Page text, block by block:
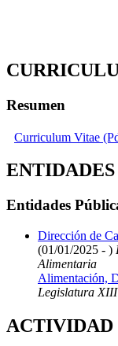
Resumen
Curriculum Vitae
Entidades
Dirección de
(01/01/2025 - )
Alimentaria
Alimentación,
Legislatura XIII
ACTIVIDAD